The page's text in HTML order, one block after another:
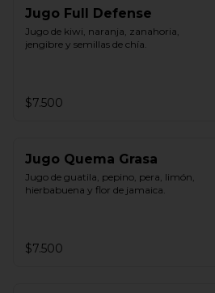
Jugo Full Defense
Jugo de kiwi, naranja, zanahoria,
jengibre y semillas de chía.
$7.500
Jugo Quema Grasa
Jugo de guatila, pepino, pera, limón,
hierbabuena y flor de jamaica.
$7.500